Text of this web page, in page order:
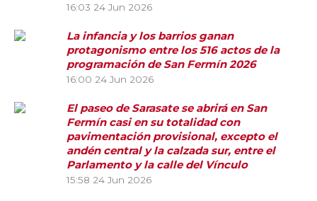
16:03 24 Jun 2026
La infancia y los barrios ganan
protagonismo entre los 516 actos de la
programación de San Fermín 2026
16:00 24 Jun 2026
El paseo de Sarasate se abrirá en San
Fermín casi en su totalidad con
pavimentación provisional, excepto el
andén central y la calzada sur, entre el
Parlamento y la calle del Vínculo
15:58 24 Jun 2026